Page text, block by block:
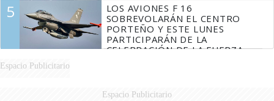
5
LOS AVIONES F 16
SOBREVOLARÁN EL CENTRO
PORTEÑO Y ESTE LUNES
PARTICIPARÁN DE LA
CELEBRACIÓN DE LA FUERZA
Espacio Publicitario
Espacio Publicitario